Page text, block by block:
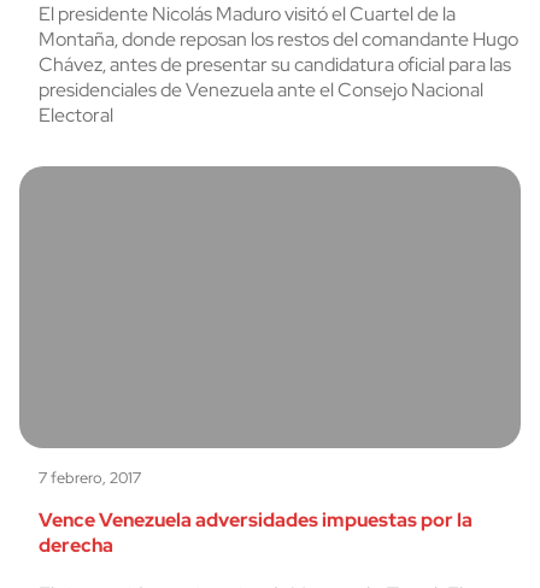
El presidente Nicolás Maduro visitó el Cuartel de la
Montaña, donde reposan los restos del comandante Hugo
Chávez, antes de presentar su candidatura oficial para las
presidenciales de Venezuela ante el Consejo Nacional
Electoral
7 febrero, 2017
Vence Venezuela adversidades impuestas por la
derecha